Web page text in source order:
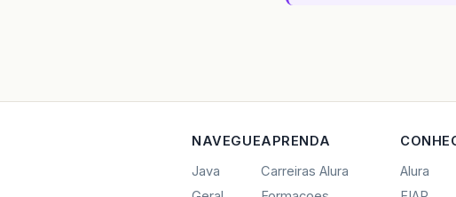
NAVEGUE
Java
APRENDA
Carreiras Alura
Alura